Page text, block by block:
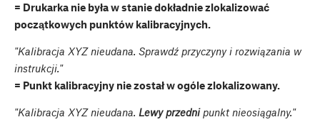
= Drukarka nie była w stanie dokładnie zlokalizować
początkowych punktów kalibracyjnych.
"Kalibracja XYZ nieudana. Sprawdź przyczyny i rozwiązania w
instrukcji."
= Punkt kalibracyjny nie został w ogóle zlokalizowany.
"Kalibracja XYZ nieudana. Lewy przedni punkt nieosiągalny."